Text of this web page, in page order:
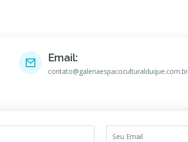
Email:
contato@galeriaespacoculturalduque.com.br